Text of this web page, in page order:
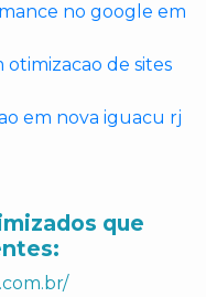
no google em
otimizacao de sites
em nova iguacu rj
que